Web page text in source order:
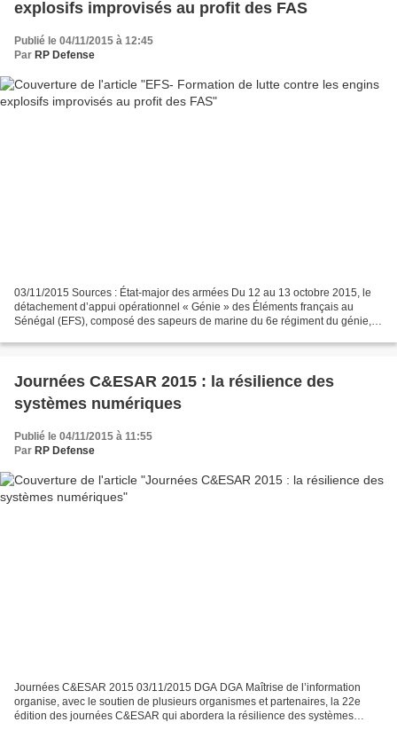
explosifs improvisés au profit des FAS
Publié le 04/11/2015 à 12:45
Par RP Defense
03/11/2015 Sources : État-major des armées Du 12 au 13 octobre 2015, le
détachement d’appui opérationnel « Génie » des Éléments français au
Sénégal (EFS), composé des sapeurs de marine du 6e régiment du génie,
Journées C&ESAR 2015 : la résilience des
systèmes numériques
Publié le 04/11/2015 à 11:55
Par RP Defense
Journées C&ESAR 2015 03/11/2015 DGA DGA Maîtrise de l’information
organise, avec le soutien de plusieurs organismes et partenaires, la 22e
édition des journées C&ESAR qui abordera la résilience des systèmes